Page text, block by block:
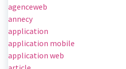
agenceweb
annecy
application
application mobile
application web